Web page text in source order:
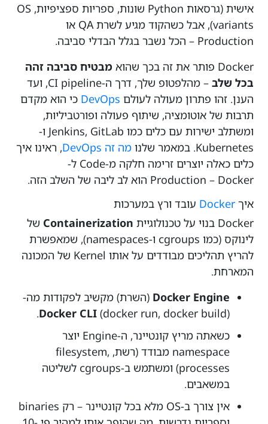
אישית (גרסאות Python שונות, ספריות ספציפיות, OS
variants), אבל כשהקוד מגיע לשרת QA או
Production – הכל נשבר בגלל הבדלי סביבה.
Docker פותר את זה בכך שהוא
מבטיח סביבה זהה
בכל שלב
– מהלפטופ שלך, דרך ה-CI pipeline, ועד
הענן. זהו פתרון מעולה לעולם DevOps כי הוא מקדם
תרבות של אוטומציה, שיתוף פעולה ופורטביליות,
ומשתלב ישירות עם כלים כמו Jenkins, GitLab ו-
Kubernetes. במאמר שלנו
מה זה DevOps
, ראינו איך
כלים כאלה יוצרים זרימה חלקה מ-Code ל-
Production – Docker הוא לב ליבה של השלב הזה.
איך Docker עובד ורץ במערכות
Docker בנוי על טכנולוגיית
Containerization של
לינוקס (כמו cgroups ו-namespaces), שמאפשרת
להריץ תהליכים מבודדים על אותו Kernel של המכונה
המארחת.
Docker Engine (השרת) מקשיב לפקודות מה-
Docker CLI (docker run, docker build).
כשאתה מריץ קונטיינר, ה-Engine יוצר
namespace מבודד (רשת, filesystem,
processes) ומשתמש ב-cgroups לשליטה
במשאבים.
אין צורך ב-OS מלא בכל קונטיינר – רק binaries